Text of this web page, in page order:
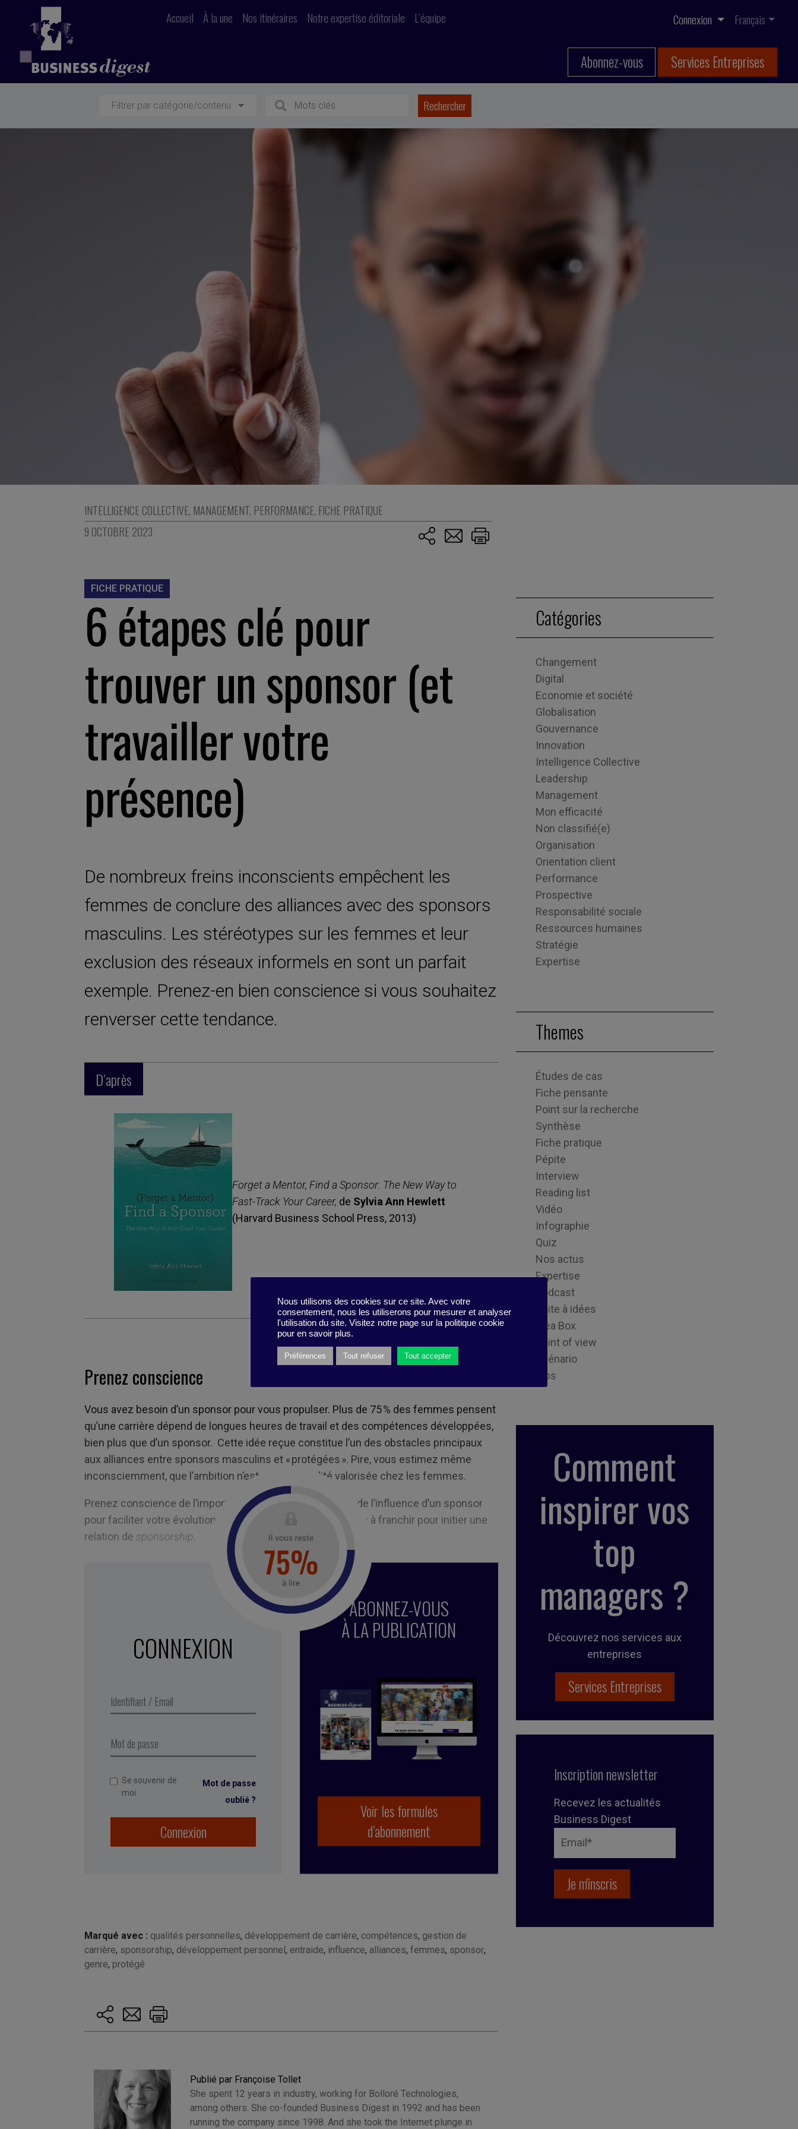
Accueil À la une Nos itinéraires Notre expertise éditoriale L’équipe Connexion Français
Abonnez-vous Services Entreprises
Filtrer par catégorie/contenu
INTELLIGENCE COLLECTIVE, MANAGEMENT, PERFORMANCE, FICHE PRATIQUE
9 OCTOBRE 2023
FICHE PRATIQUE
6 étapes clé pour
trouver un sponsor (et
travailler votre
présence)
De nombreux freins inconscients empêchent les
femmes de conclure des alliances avec des sponsors
masculins. Les stéréotypes sur les femmes et leur
exclusion des réseaux informels en sont un parfait
exemple. Prenez-en bien conscience si vous souhaitez
renverser cette tendance.
D’après
Forget a Mentor, Find a Sponsor: The New Way to
Fast-Track Your Career, de Sylvia Ann Hewlett
(Harvard Business School Press, 2013)
Prenez conscience
Vous avez besoin d’un sponsor pour vous propulser. Plus de 75 % des femmes pensent
qu’une carrière dépend de longues heures de travail et des compétences développées,
bien plus que d’un sponsor. Cette idée reçue constitue l’un des obstacles principaux
aux alliances entre sponsors masculins et « protégées ». Pire, vous estimez même
inconsciemment, que l’ambition n’est pas une qualité valorisée chez les femmes.
Prenez conscience de l’importance des jeux politiques et de l’influence d’un sponsor
pour faciliter votre évolution de carrière : c’est le premier pas à franchir pour initier une
relation de sponsorship.
CONNEXION
Se souvenir de
moi
Mot de passe
oublié ?
Connexion
ABONNEZ-VOUS
À LA PUBLICATION
Voir les formules
d’abonnement
Marqué avec : qualités personnelles, développement de carrière, compétences, gestion de
carrière, sponsorship, développement personnel, entraide, influence, alliances, femmes, sponsor,
genre, protégé
Publié par Françoise Tollet
She spent 12 years in industry, working for Bolloré Technologies,
among others. She co-founded Business Digest in 1992 and has been
running the company since 1998. And she took the Internet plunge in
Catégories
Changement
Digital
Economie et société
Globalisation
Gouvernance
Innovation
Intelligence Collective
Leadership
Management
Mon efficacité
Non classifié(e)
Organisation
Orientation client
Performance
Prospective
Responsabilité sociale
Ressources humaines
Stratégie
Expertise
Themes
Études de cas
Fiche pensante
Point sur la recherche
Synthèse
Fiche pratique
Pépite
Interview
Reading list
Vidéo
Infographie
Quiz
Nos actus
Expertise
Podcast
Boite à idées
Idea Box
Point of view
Scénario
Tips
Comment
inspirer vos
top
managers ?
Découvrez nos services aux
entreprises
Services Entreprises
Inscription newsletter
Recevez les actualités
Business Digest
Nous utilisons des cookies sur ce site. Avec votre
consentement, nous les utiliserons pour mesurer et analyser
l'utilisation du site. Visitez notre page sur la politique cookie
pour en savoir plus.
Préférences Tout refuser Tout accepter